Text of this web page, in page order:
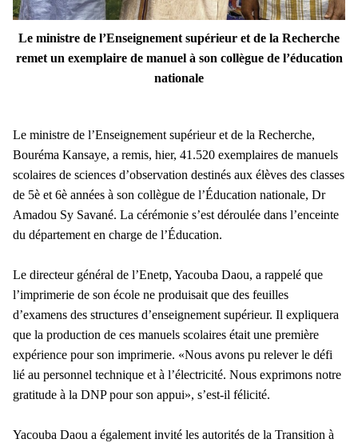
Le ministre de l’Enseignement supérieur et de la Recherche
remet un exemplaire de manuel à son collègue de l’éducation
nationale
Le ministre de l’Enseignement supérieur et de la Recherche,
Bouréma Kansaye, a remis, hier, 41.520 exemplaires de manuels
scolaires de sciences d’observation destinés aux élèves des classes
de 5è et 6è années à son collègue de l’Éducation nationale, Dr
Amadou Sy Savané. La cérémonie s’est déroulée dans l’enceinte
du département en charge de l’Éducation.
Le directeur général de l’Enetp, Yacouba Daou, a rappelé que
l’imprimerie de son école ne produisait que des feuilles
d’examens des structures d’enseignement supérieur. Il expliquera
que la production de ces manuels scolaires était une première
expérience pour son imprimerie. «Nous avons pu relever le défi
lié au personnel technique et à l’électricité. Nous exprimons notre
gratitude à la DNP pour son appui», s’est-il félicité.
Yacouba Daou a également invité les autorités de la Transition à